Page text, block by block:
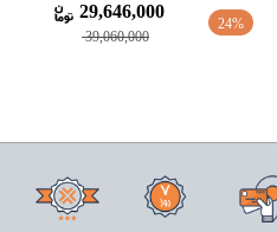
24%
39,060,000
29,646,000